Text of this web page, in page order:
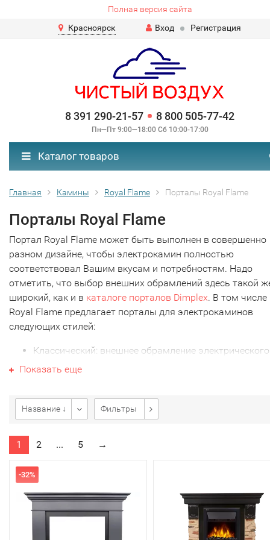
Полная версия сайта
Красноярск
Вход Регистрация
8 391 290-21-57 8 800 505-77-42
Пн—Пт 9:00—18:00 Сб 10:00-17:00
Каталог товаров
Главная Камины Royal Flame Порталы Royal Flame
Порталы Royal Flame
Портал Royal Flame может быть выполнен в совершенно
разном дизайне, чтобы электрокамин полностью
соответствовал Вашим вкусам и потребностям. Надо
отметить, что выбор внешних обрамлений здесь такой
широкий, как и в каталоге порталов Dimplex. В том числе
Royal Flame предлагает порталы для электрокаминов
следующих стилей:
Классический: внешнее обрамление электрического
камина имеет изящные колонны, резные узоры и
идеально подходит для традиционных интерьеров.
Современный: такие порталы Royal Flame, напротив,
минималистичный стиль создает особое
Модернистский: такие обрамления имеют
формы или оригинальные детали. Часто такие
предназначены для встраивания в стену или
Они придают камину эксклюзивный вид, который
может стать главной достопримечательностью
Показать еще
Название ↓ Фильтры
1 2 ... 5 →
-32%